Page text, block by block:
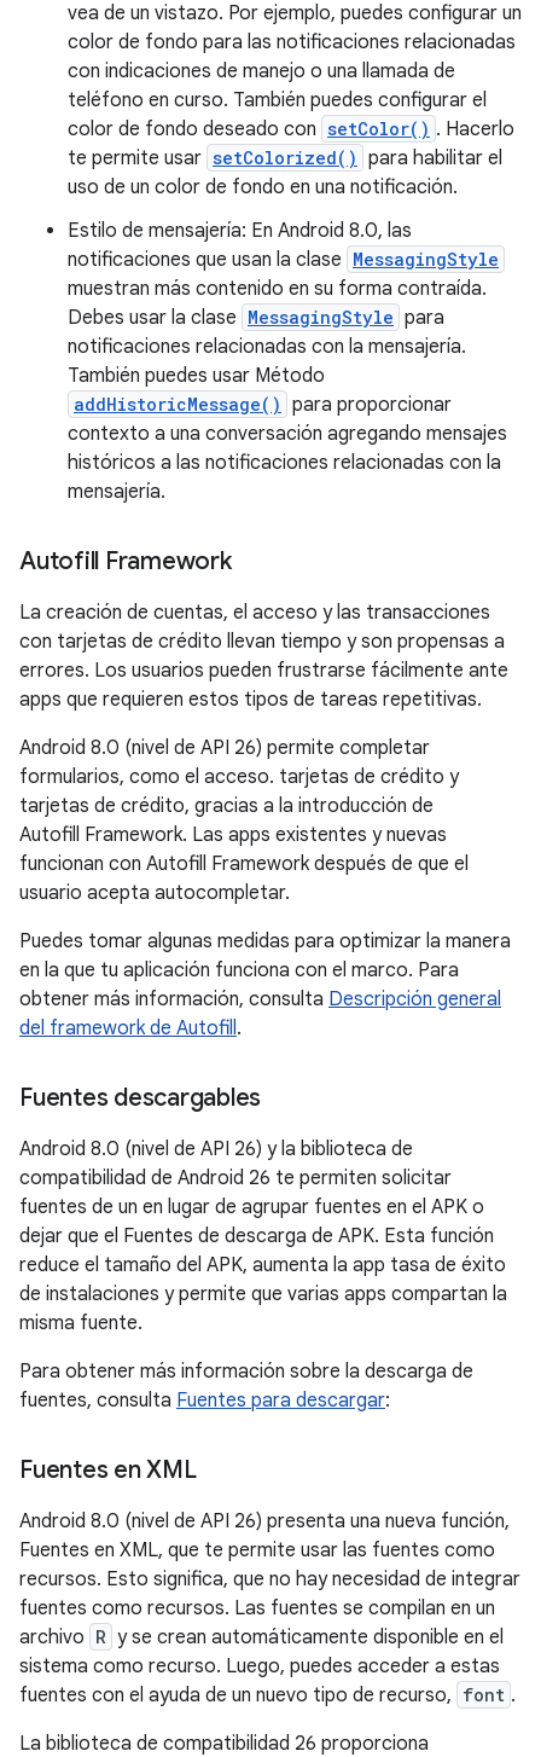
vea de un vistazo. Por ejemplo, puedes configurar un
color de fondo para las notificaciones relacionadas
con indicaciones de manejo o una llamada de
teléfono en curso. También puedes configurar el
color de fondo deseado con setColor() . Hacerlo
te permite usar setColorized() para habilitar el
uso de un color de fondo en una notificación.
Estilo de mensajería: En Android 8.0, las
notificaciones que usan la clase MessagingStyle
muestran más contenido en su forma contraída.
Debes usar la clase MessagingStyle para
notificaciones relacionadas con la mensajería.
También puedes usar Método
addHistoricMessage() para proporcionar
contexto a una conversación agregando mensajes
históricos a las notificaciones relacionadas con la
mensajería.
Autofill Framework
La creación de cuentas, el acceso y las transacciones
con tarjetas de crédito llevan tiempo y son propensas a
errores. Los usuarios pueden frustrarse fácilmente ante
apps que requieren estos tipos de tareas repetitivas.
Android 8.0 (nivel de API 26) permite completar
formularios, como el acceso. tarjetas de crédito y
tarjetas de crédito, gracias a la introducción de
Autofill Framework. Las apps existentes y nuevas
funcionan con Autofill Framework después de que el
usuario acepta autocompletar.
Puedes tomar algunas medidas para optimizar la manera
en la que tu aplicación funciona con el marco. Para
obtener más información, consulta Descripción general
del framework de Autofill.
Fuentes descargables
Android 8.0 (nivel de API 26) y la biblioteca de
compatibilidad de Android 26 te permiten solicitar
fuentes de un en lugar de agrupar fuentes en el APK o
dejar que el Fuentes de descarga de APK. Esta función
reduce el tamaño del APK, aumenta la app tasa de éxito
de instalaciones y permite que varias apps compartan la
misma fuente.
Para obtener más información sobre la descarga de
fuentes, consulta Fuentes para descargar:
Fuentes en XML
Android 8.0 (nivel de API 26) presenta una nueva función,
Fuentes en XML, que te permite usar las fuentes como
recursos. Esto significa, que no hay necesidad de integrar
fuentes como recursos. Las fuentes se compilan en un
archivo R y se crean automáticamente disponible en el
sistema como recurso. Luego, puedes acceder a estas
fuentes con el ayuda de un nuevo tipo de recurso, font .
La biblioteca de compatibilidad 26 proporciona